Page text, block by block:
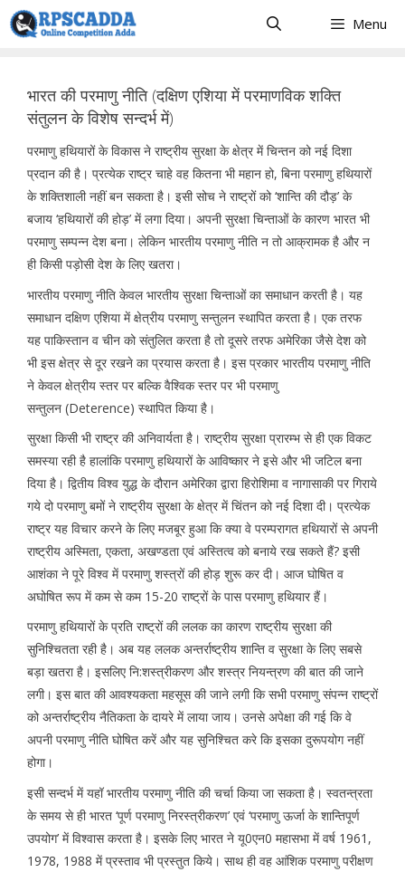
Skip
to
Menu
भारत की परमाणु नीति (दक्षिण एशिया में परमाणविक शक्ति
संतुलन के विशेष सन्दर्भ में)
परमाणु हथियारों के विकास ने राष्ट्रीय सुरक्षा के क्षेत्र में चिन्तन को नई दिशा
प्रदान की है। प्रत्येक राष्ट्र चाहे वह कितना भी महान हो, बिना परमाणु हथियारों
के शक्तिशाली नहीं बन सकता है। इसी सोच ने राष्ट्रों को ‘शान्ति की दौड़’ के
बजाय ‘हथियारों की होड़’ में लगा दिया। अपनी सुरक्षा चिन्ताओं के कारण भारत भी
परमाणु सम्पन्न देश बना। लेकिन भारतीय परमाणु नीति न तो आक्रामक है और न
ही किसी पड़ोसी देश के लिए खतरा।
भारतीय परमाणु नीति केवल भारतीय सुरक्षा चिन्ताओं का समाधान करती है। यह
समाधान दक्षिण एशिया में क्षेत्रीय परमाणु सन्तुलन स्थापित करता है। एक तरफ
यह पाकिस्तान व चीन को संतुलित करता है तो दूसरे तरफ अमेरिका जैसे देश को
भी इस क्षेत्र से दूर रखने का प्रयास करता है। इस प्रकार भारतीय परमाणु नीति
ने केवल क्षेत्रीय स्तर पर बल्कि वैश्विक स्तर पर भी परमाणु
सन्तुलन (Deterence) स्थापित किया है।
सुरक्षा किसी भी राष्ट्र की अनिवार्यता है। राष्ट्रीय सुरक्षा प्रारम्भ से ही एक विकट
समस्या रही है हालांकि परमाणु हथियारों के आविष्कार ने इसे और भी जटिल बना
दिया है। द्वितीय विश्व युद्ध के दौरान अमेरिका द्वारा हिरोशिमा व नागासाकी पर गिराये
गये दो परमाणु बमों ने राष्ट्रीय सुरक्षा के क्षेत्र में चिंतन को नई दिशा दी। प्रत्येक
राष्ट्र यह विचार करने के लिए मजबूर हुआ कि क्या वे परम्परागत हथियारों से अपनी
राष्ट्रीय अस्मिता, एकता, अखण्डता एवं अस्तित्व को बनाये रख सकते हैं? इसी
आशंका ने पूरे विश्व में परमाणु शस्त्रों की होड़ शुरू कर दी। आज घोषित व
अघोषित रूप में कम से कम 15-20 राष्ट्रों के पास परमाणु हथियार हैं।
परमाणु हथियारों के प्रति राष्ट्रों की ललक का कारण राष्ट्रीय सुरक्षा की
सुनिश्चितता रही है। अब यह ललक अन्तर्राष्ट्रीय शान्ति व सुरक्षा के लिए सबसे
बड़ा खतरा है। इसलिए नि:शस्त्रीकरण और शस्त्र नियन्त्रण की बात की जाने
लगी। इस बात की आवश्यकता महसूस की जाने लगी कि सभी परमाणु संपन्न राष्ट्रों
को अन्तर्राष्ट्रीय नैतिकता के दायरे में लाया जाय। उनसे अपेक्षा की गई कि वे
अपनी परमाणु नीति घोषित करें और यह सुनिश्चित करे कि इसका दुरूपयोग नहीं
होगा।
इसी सन्दर्भ में यहॉ भारतीय परमाणु नीति की चर्चा किया जा सकता है। स्वतन्त्रता
के समय से ही भारत ‘पूर्ण परमाणु निरस्त्रीकरण’ एवं ‘परमाणु ऊर्जा के शान्तिपूर्ण
उपयोग’ में विश्वास करता है। इसके लिए भारत ने यू0एन0 महासभा में वर्ष 1961,
1978, 1988 में प्रस्ताव भी प्रस्तुत किये। साथ ही वह आंशिक परमाणु परीक्षण